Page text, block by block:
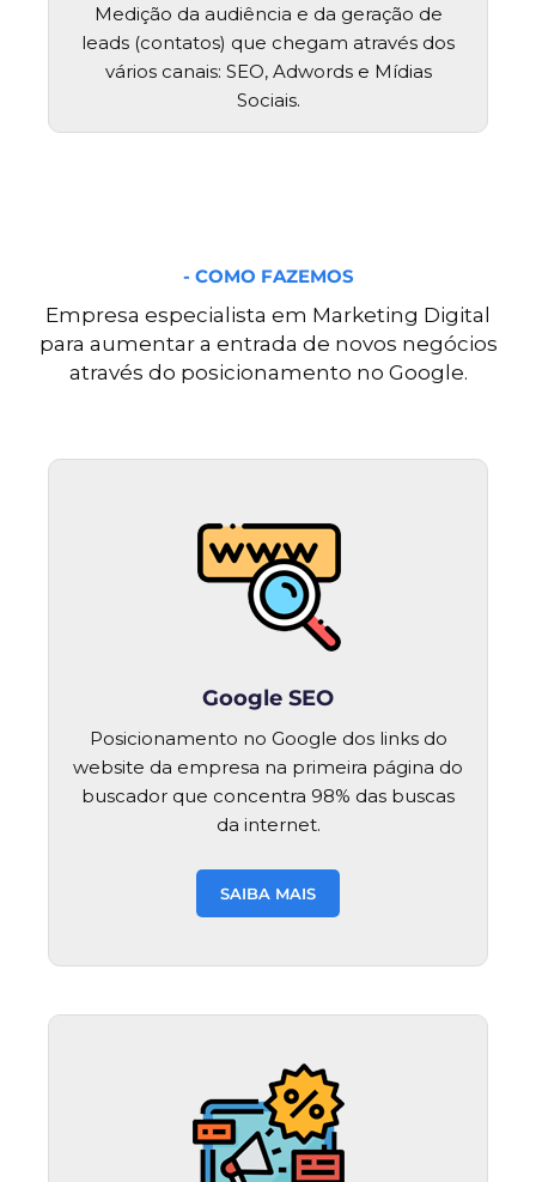
Medição da audiência e da geração de
leads (contatos) que chegam através dos
vários canais: SEO, Adwords e Mídias
Sociais.
- COMO FAZEMOS
Empresa especialista em Marketing Digital
para aumentar a entrada de novos negócios
através do posicionamento no Google.
Google SEO
Posicionamento no Google dos links do
website da empresa na primeira página do
buscador que concentra 98% das buscas
da internet.
SAIBA MAIS